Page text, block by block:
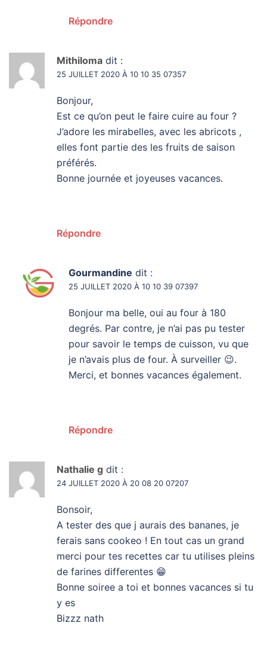
Répondre
Mithiloma dit :
25 JUILLET 2020 À 10 10 35 07357
Bonjour,
Est ce qu’on peut le faire cuire au four ?
J’adore les mirabelles, avec les abricots ,
elles font partie des les fruits de saison
préférés.
Bonne journée et joyeuses vacances.
Répondre
Gourmandine dit :
25 JUILLET 2020 À 10 10 39 07397
Bonjour ma belle, oui au four à 180
degrés. Par contre, je n’ai pas pu tester
pour savoir le temps de cuisson, vu que
je n’avais plus de four. À surveiller 😉.
Merci, et bonnes vacances également.
Répondre
Nathalie g dit :
24 JUILLET 2020 À 20 08 20 07207
Bonsoir,
A tester des que j aurais des bananes, je
ferais sans cookeo ! En tout cas un grand
merci pour tes recettes car tu utilises pleins
de farines differentes 😁
Bonne soiree a toi et bonnes vacances si tu
y es
Bizzz nath